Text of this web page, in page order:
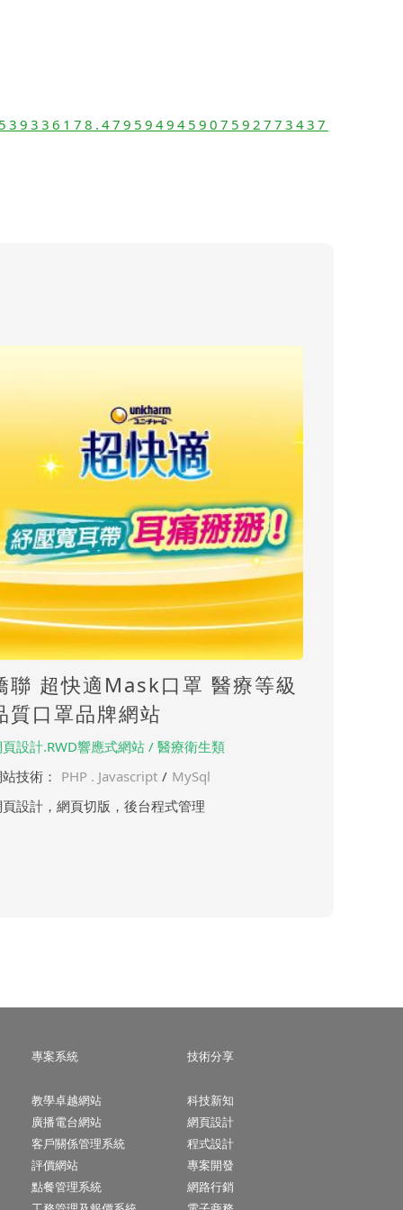
聯 超快適Mask口罩 醫療等級
質口罩品牌網站
設計.RWD響應式網站 / 醫療衛生類
技術： PHP . Javascript / MySql
設計，網頁切版，後台程式管理
專案系統
教學卓越網站
廣播電台網站
客戶關係管理系統
評價網站
點餐管理系統
技術分享
科技新知
網頁設計
程式設計
專案開發
網路行銷